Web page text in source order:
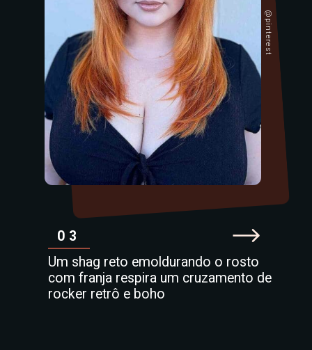
03
Um shag reto emoldurando o rosto
com franja respira um cruzamento de
rocker retrô e boho
@pinterest